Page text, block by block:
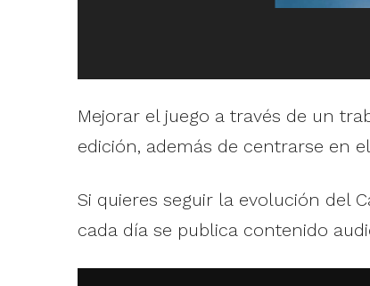
Mejorar el juego a través de un
edición, además de centrarse en
Si quieres seguir la evolución del
cada día se publica contenido